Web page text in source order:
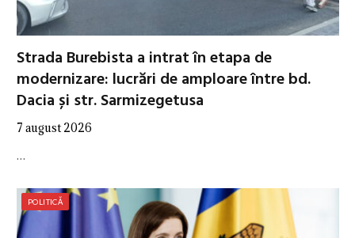
Strada Burebista a intrat în etapa de
modernizare: lucrări de amploare între bd.
Dacia și str. Sarmizegetusa
7 august 2026
…
POLITICĂ